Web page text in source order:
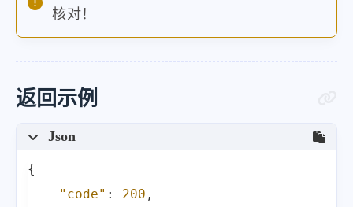
核对！
返回示例
Json
{
"code" : 200 ,